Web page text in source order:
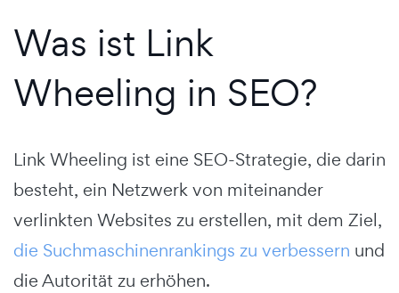
Was ist Link
Wheeling in SEO?
Link Wheeling ist eine SEO-Strategie, die darin
besteht, ein Netzwerk von miteinander
verlinkten Websites zu erstellen, mit dem Ziel,
die Suchmaschinenrankings zu verbessern und
die Autorität zu erhöhen.